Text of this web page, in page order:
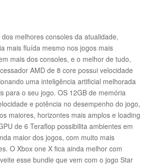
melhores consoles da atualidade,
mais fluída mesmo nos jogos mais
mais dos consoles, e o melhor de tudo,
AMD de 8 core possui velocidade
uma inteligência artificial melhorada
para o seu jogo. OS 12GB de memória
e potência no desempenho do jogo,
maiores, horizontes mais amplos e loading
de 6 Teraflop possibilita ambientes em
maior dos jogos, com muito mais
O Xbox one X fica ainda melhor com
esse bundle que vem com o jogo Star